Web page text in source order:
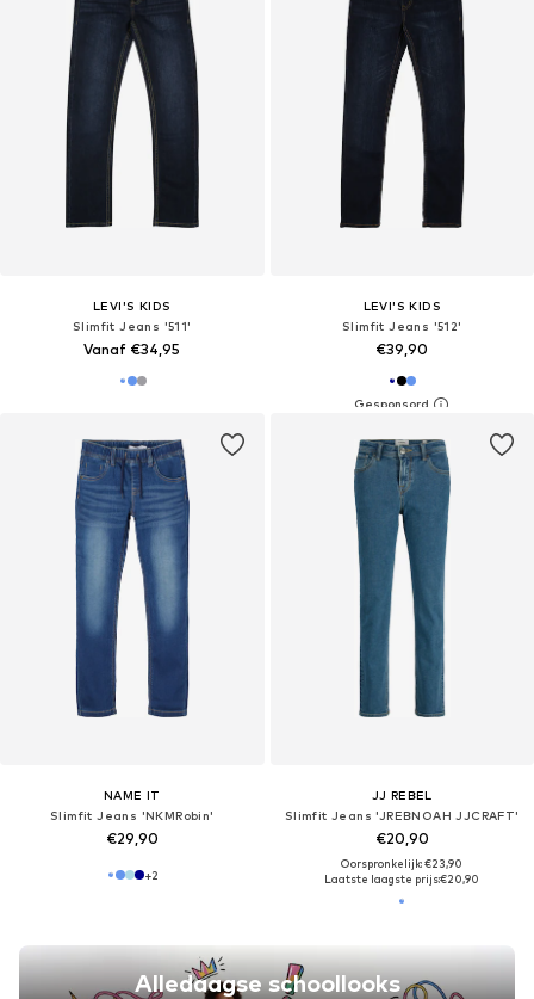
LEVI'S KIDS
Slimfit Jeans '511'
Vanaf €34,95
LEVI'S KIDS
Slimfit Jeans '512'
€39,90
NAME IT
Slimfit Jeans 'NKMRobin'
€29,90
+2
Alledaagse schoollooks
JJ REBEL
Slimfit Jeans 'JREBNOAH JJCRAFT'
€20,90
Oorspronkelijk: €23,90
Laatste laagste prijs:€20,90